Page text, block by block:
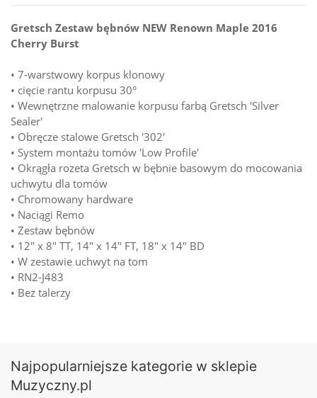
Gretsch Zestaw bębnów NEW Renown Maple 2016
Cherry Burst
• 7-warstwowy korpus klonowy
• cięcie rantu korpusu 30°
• Wewnętrzne malowanie korpusu farbą Gretsch 'Silver
Sealer'
• Obręcze stalowe Gretsch '302'
• System montażu tomów 'Low Profile'
• Okrągła rozeta Gretsch w bębnie basowym do mocowania
uchwytu dla tomów
• Chromowany hardware
• Naciągi Remo
• Zestaw bębnów
• 12" x 8" TT, 14" x 14" FT, 18" x 14" BD
• W zestawie uchwyt na tom
• RN2-J483
• Bez talerzy
Najpopularniejsze kategorie w sklepie
Muzyczny.pl